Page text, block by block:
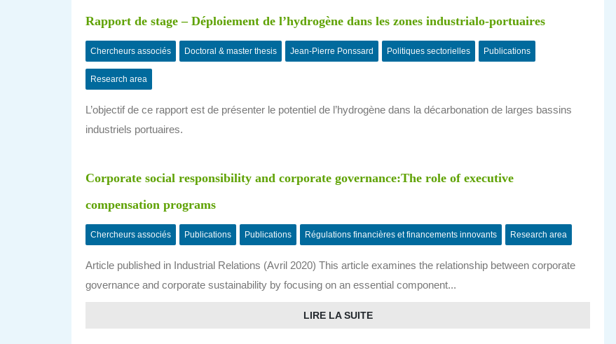
Rapport de stage – Déploiement de l’hydrogène dans les zones industrialo-portuaires
Chercheurs associés Doctoral & master thesis Jean-Pierre Ponssard Politiques sectorielles Publications
Research area
L’objectif de ce rapport est de présenter le potentiel de l’hydrogène dans la décarbonation de larges bassins
industriels portuaires.
Corporate social responsibility and corporate governance:The role of executive
compensation programs
Chercheurs associés Publications Publications Régulations financières et financements innovants Research area
Article published in Industrial Relations (Avril 2020) This article examines the relationship between corporate
governance and corporate sustainability by focusing on an essential component...
LIRE LA SUITE